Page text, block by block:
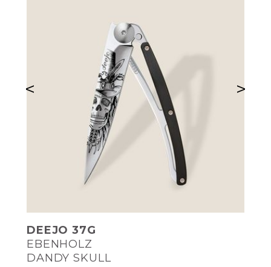
DEEJO 37G
EBENHOLZ
DANDY SKULL
< >